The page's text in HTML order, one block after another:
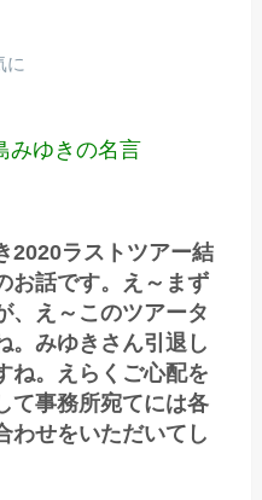
に
みゆきの名言
2020ラストツアー結
お話です。え～まず
、え～このツアータ
。みゆきさん引退し
ね。えらくご心配を
て事務所宛てには各
わせをいただいてし